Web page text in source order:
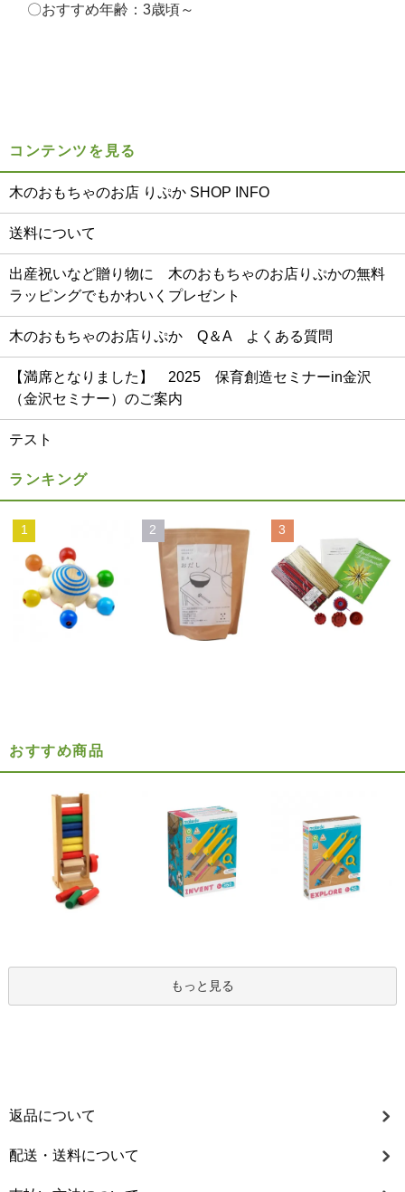
〇おすすめ年齢：3歳頃～
コンテンツを見る
木のおもちゃのお店 りぷか SHOP INFO
送料について
出産祝いなど贈り物に 木のおもちゃのお店りぷかの無料
ラッピングでもかわいくプレゼント
木のおもちゃのお店りぷか Q＆A よくある質問
【満席となりました】 2025 保育創造セミナーin金沢
（金沢セミナー）のご案内
テスト
ランキング
1 2 3
おすすめ商品
もっと見る
返品について
配送・送料について